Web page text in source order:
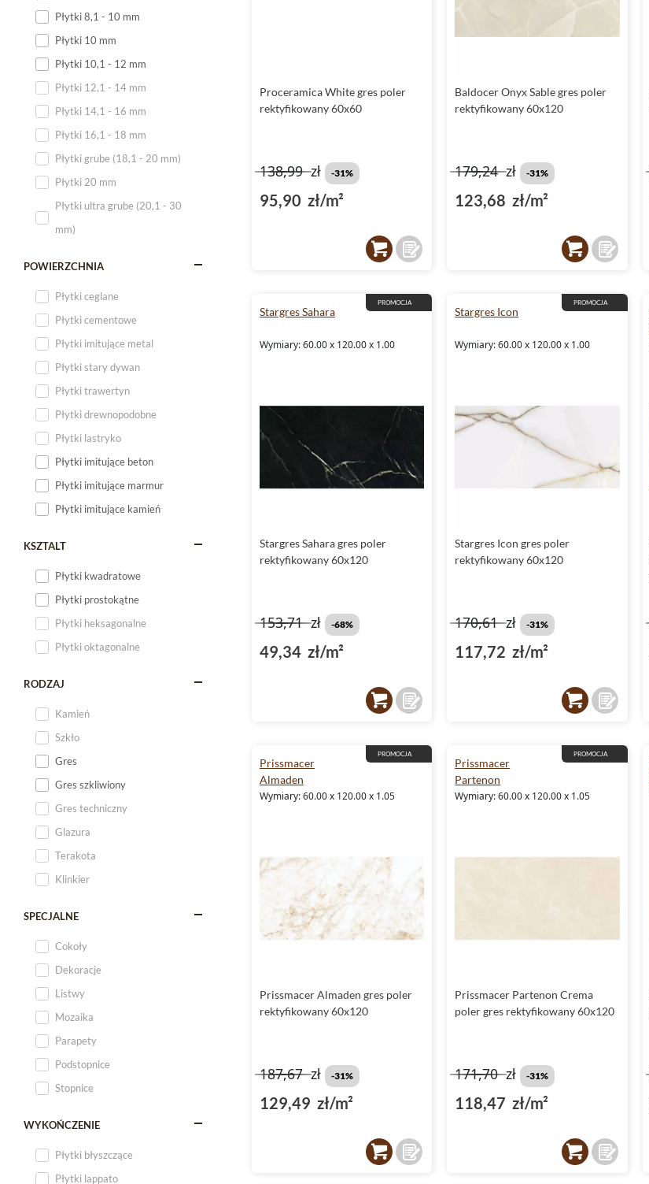
Płytki małe
Płytki 8,1 - 10 mm
Płytki 10 mm
Płytki 10,1 - 12 mm
Płytki 12,1 - 14 mm
Płytki 14,1 - 16 mm
Płytki 16,1 - 18 mm
Płytki grube (18,1 - 20 mm)
Płytki 20 mm
Płytki ultra grube (20,1 - 30
mm)
POWIERZCHNIA
Płytki ceglane
Płytki cementowe
Płytki imitujące metal
Płytki stary dywan
Płytki trawertyn
Płytki drewnopodobne
Płytki lastryko
Płytki imitujące beton
Płytki imitujące marmur
Płytki imitujące kamień
KSZTALT
Płytki kwadratowe
Płytki prostokątne
Płytki heksagonalne
Płytki oktagonalne
RODZAJ
Kamień
Szkło
Gres
Gres szkliwiony
Gres techniczny
Glazura
Terakota
Klinkier
SPECJALNE
Cokoły
Dekoracje
Listwy
Mozaika
Parapety
Podstopnice
Stopnice
WYKOŃCZENIE
Płytki błyszczące
Płytki lappato
Proceramica White gres poler
rektyfikowany 60x60
138,99zł -31%
95,90 zł/m²
Baldocer Onyx Sable gres poler
rektyfikowany 60x120
179,24zł -31%
123,68 zł/m²
PROMOCJA
Stargres Sahara
Wymiary: 60.00 x 120.00 x 1.00
Stargres Sahara gres poler
rektyfikowany 60x120
153,71zł -68%
49,34 zł/m²
PROMOCJA
Stargres Icon
Wymiary: 60.00 x 120.00 x 1.00
Stargres Icon gres poler
rektyfikowany 60x120
170,61zł -31%
117,72 zł/m²
PROMOCJA
Prissmacer
Almaden
Wymiary: 60.00 x 120.00 x 1.05
Prissmacer Almaden gres poler
rektyfikowany 60x120
187,67zł -31%
129,49 zł/m²
PROMOCJA
Prissmacer
Partenon
Wymiary: 60.00 x 120.00 x 1.05
Prissmacer Partenon Crema
poler gres rektyfikowany 60x120
171,70zł -31%
118,47 zł/m²